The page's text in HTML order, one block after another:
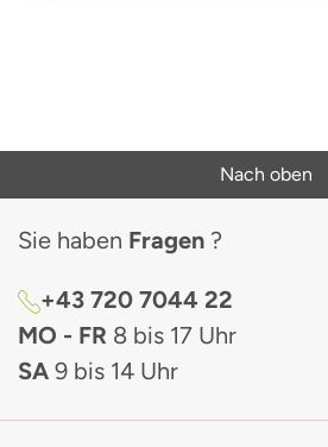
Nach oben
Sie haben Fragen ?
+43 720 7044 22
MO - FR 8 bis 17 Uhr
SA 9 bis 14 Uhr